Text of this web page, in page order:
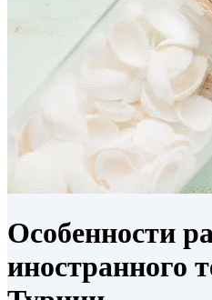
Особенности
иностранного